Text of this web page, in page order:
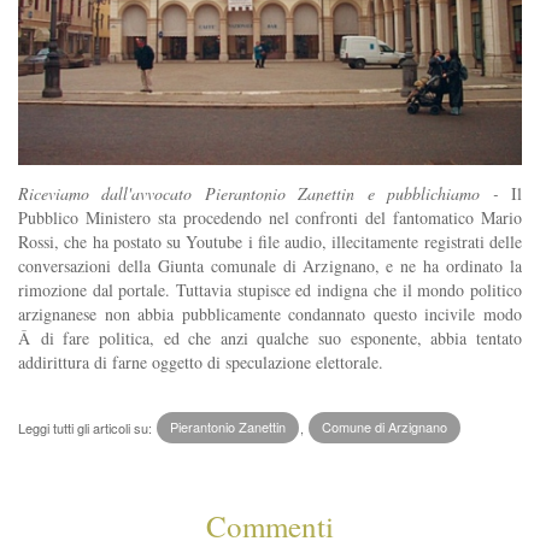
Riceviamo dall'avvocato Pierantonio Zanettin e pubblichiamo - Il
Pubblico Ministero sta procedendo nel confronti del fantomatico Mario
Rossi, che ha postato su Youtube i file audio, illecitamente registrati delle
conversazioni della Giunta comunale di Arzignano, e ne ha ordinato la
rimozione dal portale. Tuttavia stupisce ed indigna che il mondo politico
arzignanese non abbia pubblicamente condannato questo incivile modo
Â di fare politica, ed che anzi qualche suo esponente, abbia tentato
addirittura di farne oggetto di speculazione elettorale.
Leggi tutti gli articoli su: Pierantonio Zanettin Comune di Arzignano
Commenti